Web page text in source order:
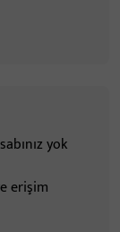
yok
erişim